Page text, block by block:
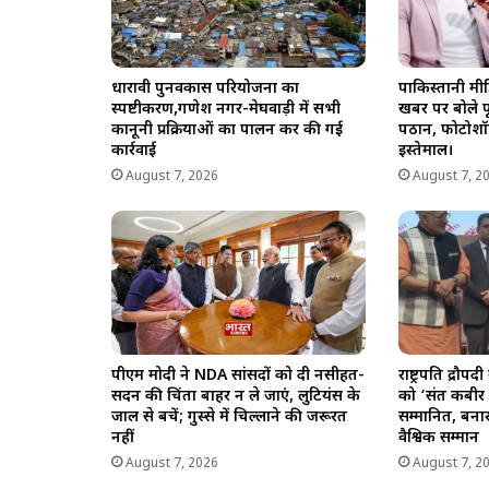
धारावी पुनर्विकास परियोजना का
स्पष्टीकरण,गणेश नगर-मेघवाड़ी में सभी
कानूनी प्रक्रियाओं का पालन कर की गई
कार्रवाई
August 7, 2026
पाकिस्तानी
खबर पर बोले
पठान,
इस्तेमाल।
August 7,
पीएम मोदी ने NDA सांसदों को दी नसीहत-
सदन की चिंता बाहर न ले जाएं, लुटियंस के
जाल से बचें; गुस्से में चिल्लाने की जरूरत
नहीं
August 7, 2026
राष्ट्रपति
को ‘संत कबीर
सम्मानित,
वैश्विक सम्मान
August 7,